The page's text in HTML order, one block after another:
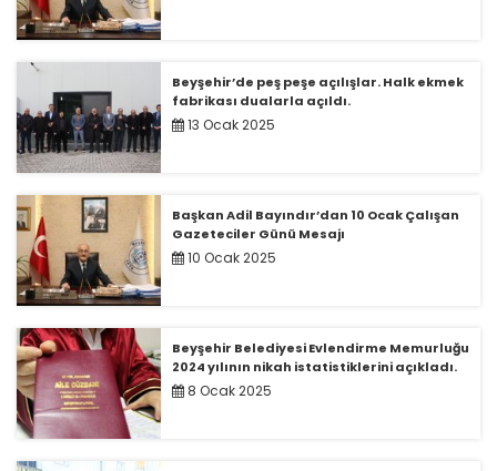
Beyşehir’de peş peşe açılışlar. Halk ekmek
fabrikası dualarla açıldı.
13 Ocak 2025
Başkan Adil Bayındır’dan 10 Ocak Çalışan
Gazeteciler Günü Mesajı
10 Ocak 2025
Beyşehir Belediyesi Evlendirme Memurluğu
2024 yılının nikah istatistiklerini açıkladı.
8 Ocak 2025